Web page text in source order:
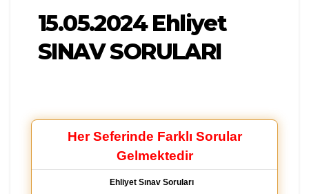
15.05.2024 Ehliyet
SINAV SORULARI
Her Seferinde Farklı Sorular
Gelmektedir
Ehliyet Sınav Soruları